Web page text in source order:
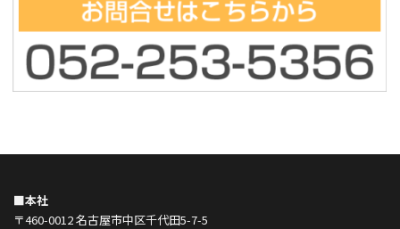
■本社
〒460-0012 名古屋市中区千代田5-7-5